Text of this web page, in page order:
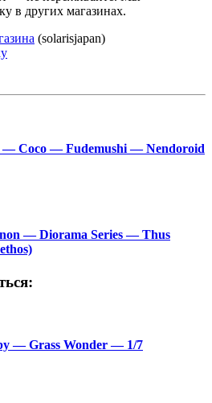
в других магазинах.
(solarisjapan)
— Coco — Fudemushi — Nendoroid
— Diorama Series — Thus
— Grass Wonder — 1/7